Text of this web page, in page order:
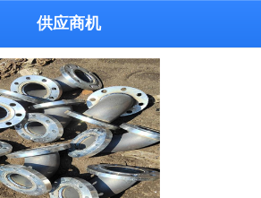
供应商机